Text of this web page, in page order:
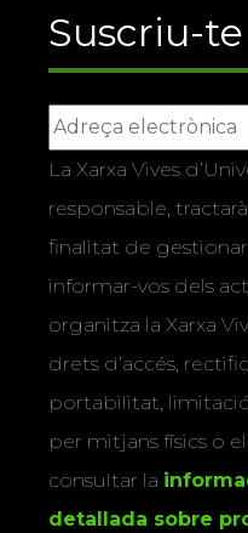
Suscriu-te
La Xarxa Vives
responsable,
finalitat de
informar-vos dels
organitza la Xarxa
drets d’accés,
portabilitat,
per mitjans físics o
consultar la
detallada sobre